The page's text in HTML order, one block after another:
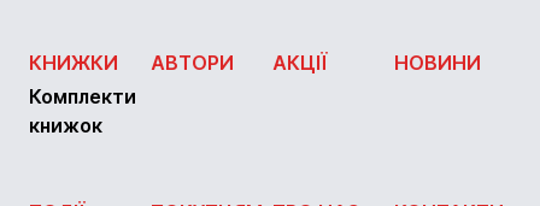
КНИЖКИ
Комплекти
книжок
АВТОРИ АКЦІЇ НОВИНИ